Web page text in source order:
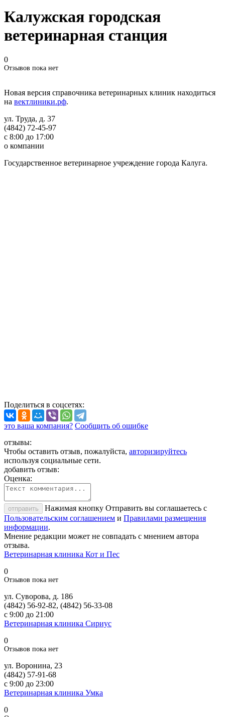
Калужская городская
ветеринарная станция
0
Отзывов пока нет
Новая версия справочника ветеринарных клиник находиться
на вектлиники.рф.
ул. Труда, д. 37
(4842) 72-45-97
с 8:00 до 17:00
о компании
Государственное ветеринарное учреждение города Калуга.
Поделиться в соцсетях:
это ваша компания? Сообщить об ошибке
отзывы:
Чтобы оставить отзыв, пожалуйста, авторизируйтесь
используя социальные сети.
добавить отзыв:
Оценка:
отправить
Нажимая кнопку Отправить вы соглашаетесь с
Пользовательским соглашением и Правилами размещения
информации.
Мнение редакции может не совпадать с мнением автора
отзыва.
Ветеринарная клиника Кот и Пес
0
Отзывов пока нет
ул. Суворова, д. 186
(4842) 56-92-82, (4842) 56-33-08
с 9:00 до 21:00
Ветеринарная клиника Сириус
0
Отзывов пока нет
ул. Воронина, 23
(4842) 57-91-68
с 9:00 до 23:00
Ветеринарная клиника Умка
0